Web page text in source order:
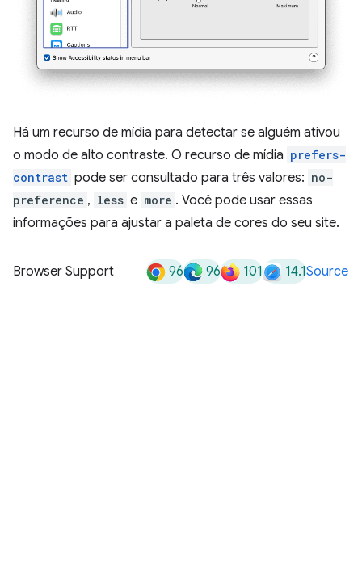
Há um recurso de mídia para detectar se alguém ativou
o modo de alto contraste. O recurso de mídia prefers-
contrast pode ser consultado para três valores: no-
preference , less e more . Você pode usar essas
informações para ajustar a paleta de cores do seu site.
Browser Support 96 96 101 14.1Source